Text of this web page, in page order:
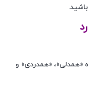
«همدلی»، «همدردی» و